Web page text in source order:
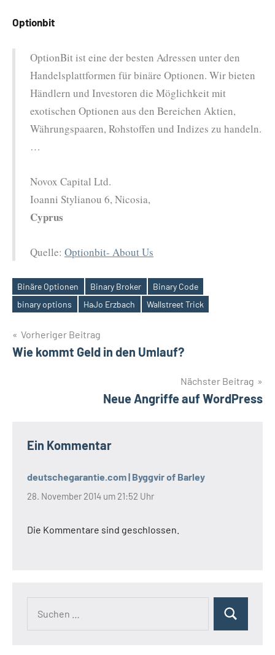
Optionbit
OptionBit ist eine der besten Adressen unter den
Handelsplattformen für binäre Optionen. Wir bieten
Händlern und Investoren die Möglichkeit mit
exotischen Optionen aus den Bereichen Aktien,
Währungspaaren, Rohstoffen und Indizes zu handeln.
…
Novox Capital Ltd.
Ioanni Stylianou 6, Nicosia,
Cyprus
Quelle: Optionbit- About Us
Schlagwörter
Binäre Optionen Binary Broker
Binary Code
binary options
HaJo Erzbach Wallstreet Trick
Beitragsnavigation
Vorheriger Beitrag
Wie kommt Geld in den Umlauf?
Nächster Beitrag
Neue Angriffe auf WordPress
Ein Kommentar
deutschegarantie.com | Byggvir of Barley
28. November 2014 um 21:52 Uhr
Die Kommentare sind geschlossen.
Suchen